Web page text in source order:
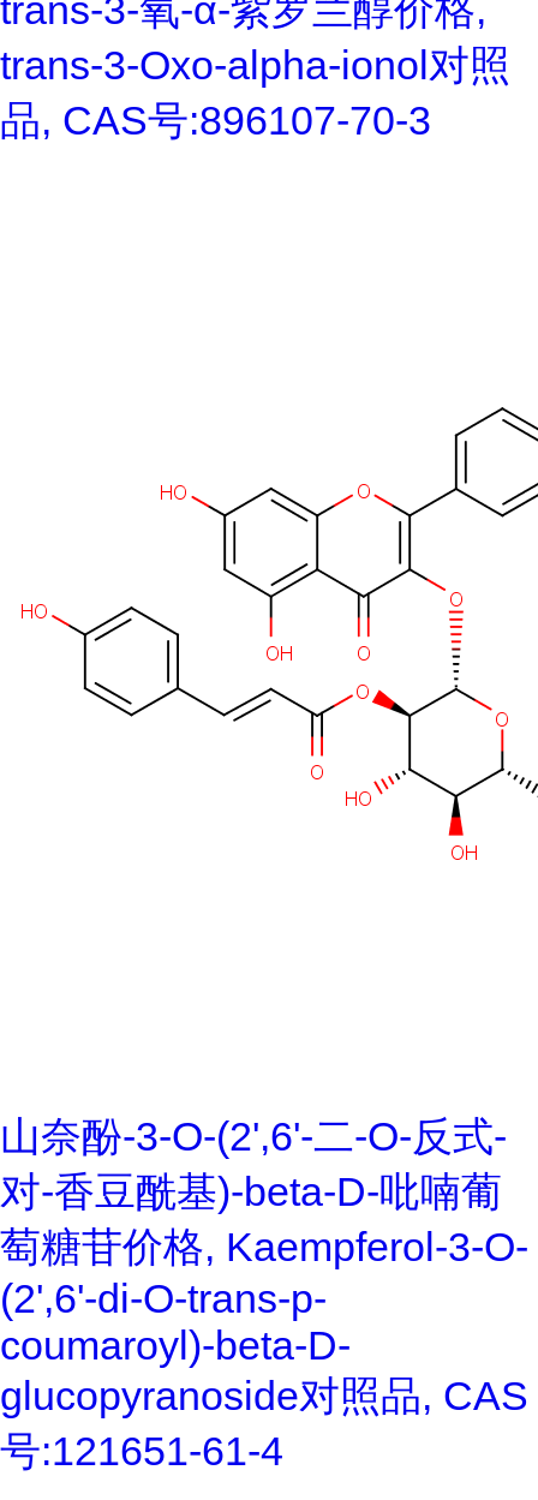
trans-3-氧-α-紫罗兰醇价格,
trans-3-Oxo-alpha-ionol对照
品, CAS号:896107-70-3
山奈酚-3-O-(2',6'-二-O-反式-
对-香豆酰基)-beta-D-吡喃葡
萄糖苷价格, Kaempferol-3-O-
(2',6'-di-O-trans-p-
coumaroyl)-beta-D-
glucopyranoside对照品, CAS
号:121651-61-4